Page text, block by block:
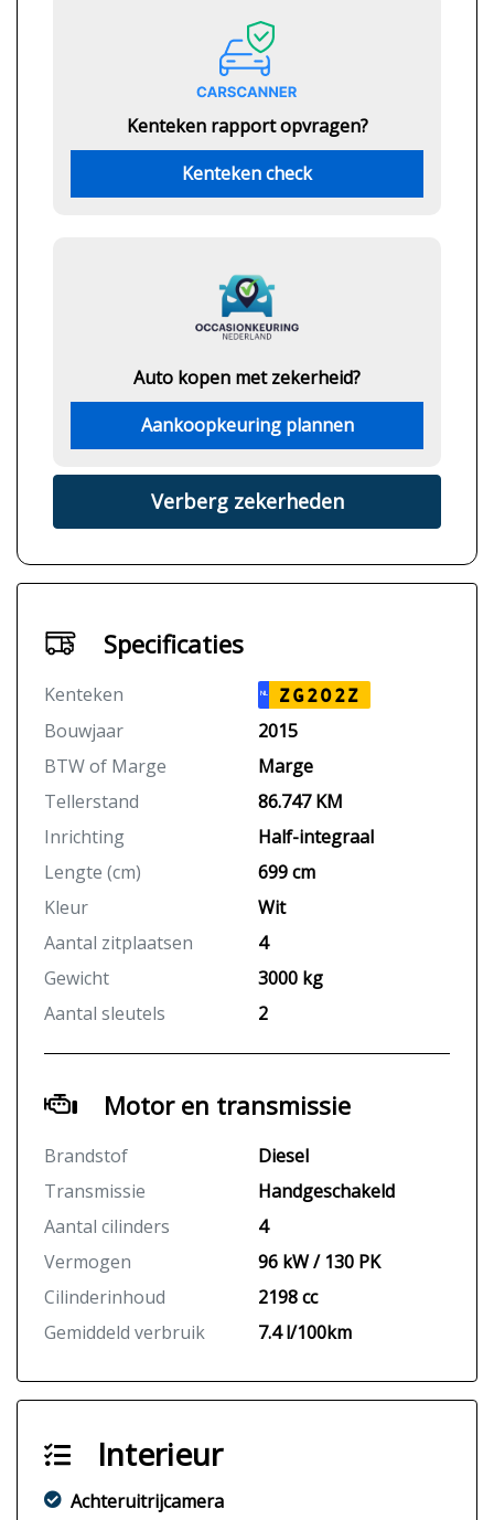
Kenteken rapport opvragen?
Kenteken check
Auto kopen met zekerheid?
Aankoopkeuring plannen
Verberg zekerheden
Specificaties
Kenteken NL ZG202Z
Bouwjaar
2015
BTW of Marge
Marge
Tellerstand
86.747 KM
Inrichting
Half-integraal
Lengte (cm)
699 cm
Kleur
Wit
Aantal zitplaatsen
4
Gewicht
3000 kg
Aantal sleutels
2
Motor en transmissie
Brandstof
Diesel
Transmissie
Handgeschakeld
Aantal cilinders
4
Vermogen
96 kW / 130 PK
Cilinderinhoud
2198 cc
Gemiddeld verbruik
7.4 l/100km
Interieur
Achteruitrijcamera